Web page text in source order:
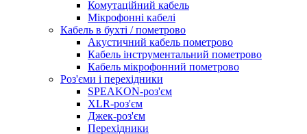
Комутаційний кабель
Мікрофонні кабелі
Кабель в бухті / пометрово
Акустичний кабель пометрово
Кабель інструментальний пометрово
Кабель мікрофонний пометрово
Роз'єми і перехідники
SPEAKON-роз'єм
XLR-роз'єм
Джек-роз'єм
Перехідники